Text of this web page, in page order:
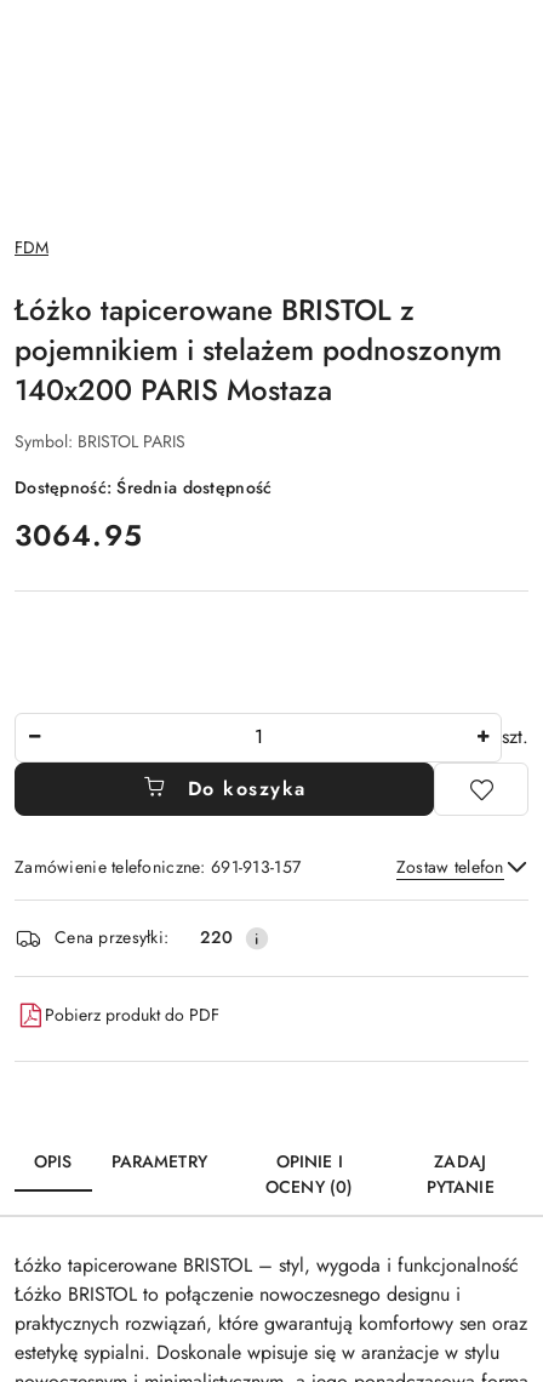
NAZWA
PRODUCENTA:
FDM
Łóżko tapicerowane BRISTOL z
pojemnikiem i stelażem podnoszonym
140x200 PARIS Mostaza
Symbol: BRISTOL PARIS
Dostępność:Średnia dostępność
cena:
3064.95
szt.
Do koszyka
Zamówienie telefoniczne: 691-913-157 Zostaw telefon
Wyślij
i
dostawa
Cena przesyłki: 220
Pobierz produkt do PDF
OPIS PARAMETRY
OPINIE I
OCENY (0)
ZADAJ
PYTANIE
Łóżko tapicerowane BRISTOL – styl, wygoda i funkcjonalność
Łóżko BRISTOL to połączenie nowoczesnego designu i
praktycznych rozwiązań, które gwarantują komfortowy sen oraz
estetykę sypialni. Doskonale wpisuje się w aranżacje w stylu